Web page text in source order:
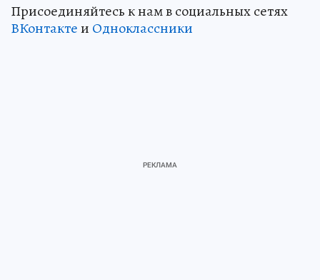
Присоединяйтесь к нам в социальных сетях
ВКонтактеи Одноклассники